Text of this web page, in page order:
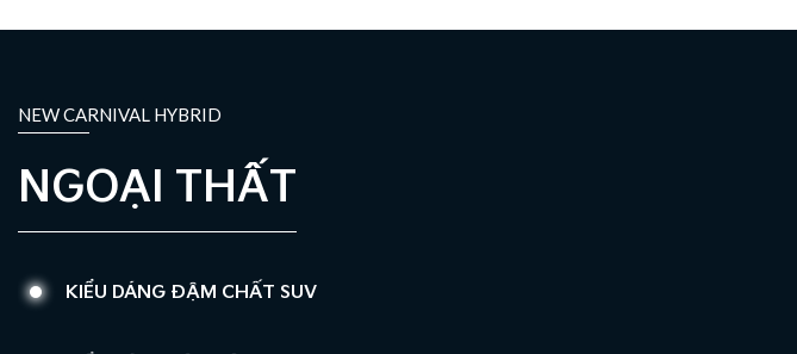
NEW CARNIVAL HYBRID
NGOẠI THẤT
KIỂU DÁNG ĐẬM CHẤT SUV